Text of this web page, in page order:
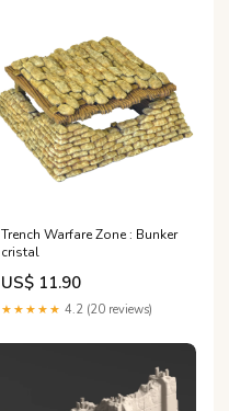
Trench Warfare Zone : Bunker
cristal
US$ 11.90
★★★★★ 4.2 (20 reviews)